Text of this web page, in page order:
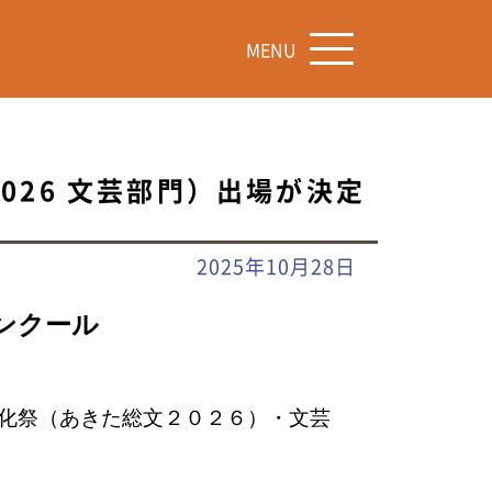
MENU
文芸部門）出場が決定
2025年10月28日
クール
祭（あきた総文２０２６）・文芸